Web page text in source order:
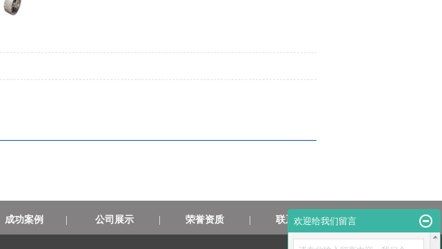
成功案例 公司展示| 荣誉资质| 联系我们欢迎给我们留言